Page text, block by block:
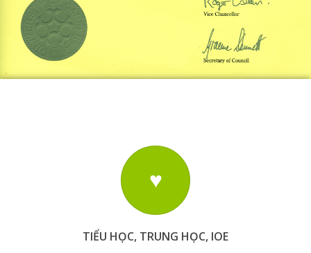
TIỂU HỌC, TRUNG HỌC, IOE